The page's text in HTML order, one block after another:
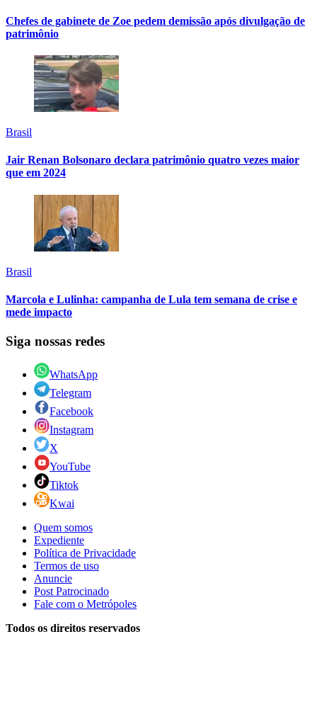
Chefes de gabinete de Zoe pedem demissão após divulgação de
patrimônio
Brasil
Jair Renan Bolsonaro declara patrimônio quatro vezes maior
que em 2024
Brasil
Marcola e Lulinha: campanha de Lula tem semana de crise e
mede impacto
Siga nossas redes
WhatsApp
Telegram
Facebook
Instagram
X
YouTube
Tiktok
Kwai
Quem somos
Expediente
Política de Privacidade
Termos de uso
Anuncie
Post Patrocinado
Fale com o Metrópoles
Todos os direitos reservados